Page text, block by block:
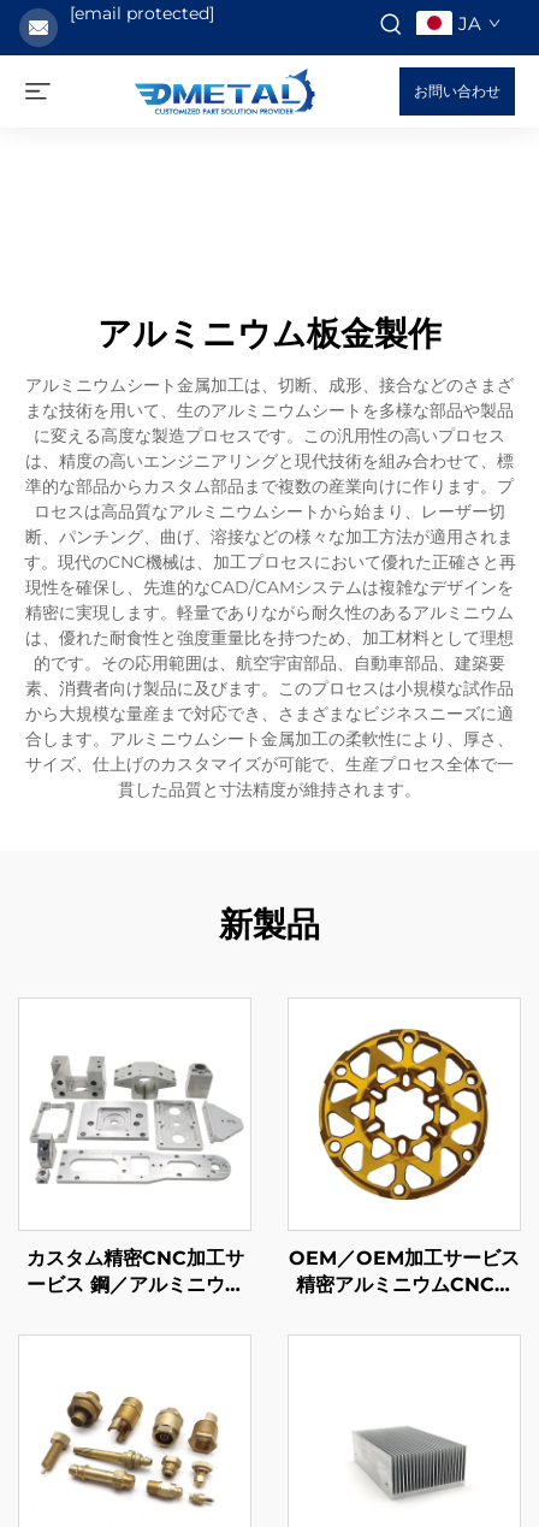
[email protected] JA
お問い合わせ
アルミニウム板金製作
アルミニウムシート金属加工は、切断、成形、接合などのさまざ
まな技術を用いて、生のアルミニウムシートを多様な部品や製品
に変える高度な製造プロセスです。この汎用性の高いプロセス
は、精度の高いエンジニアリングと現代技術を組み合わせて、標
準的な部品からカスタム部品まで複数の産業向けに作ります。プ
ロセスは高品質なアルミニウムシートから始まり、レーザー切
断、パンチング、曲げ、溶接などの様々な加工方法が適用されま
す。現代のCNC機械は、加工プロセスにおいて優れた正確さと再
現性を確保し、先進的なCAD/CAMシステムは複雑なデザインを
精密に実現します。軽量でありながら耐久性のあるアルミニウム
は、優れた耐食性と強度重量比を持つため、加工材料として理想
的です。その応用範囲は、航空宇宙部品、自動車部品、建築要
素、消費者向け製品に及びます。このプロセスは小規模な試作品
から大規模な量産まで対応でき、さまざまなビジネスニーズに適
合します。アルミニウムシート金属加工の柔軟性により、厚さ、
サイズ、仕上げのカスタマイズが可能で、生産プロセス全体で一
貫した品質と寸法精度が維持されます。
新製品
カスタム精密CNC加工サ
ービス 鋼／アルミニウム
OEM／OEM加工サービス
精密アルミニウムCNCミ
ズ仕上げ